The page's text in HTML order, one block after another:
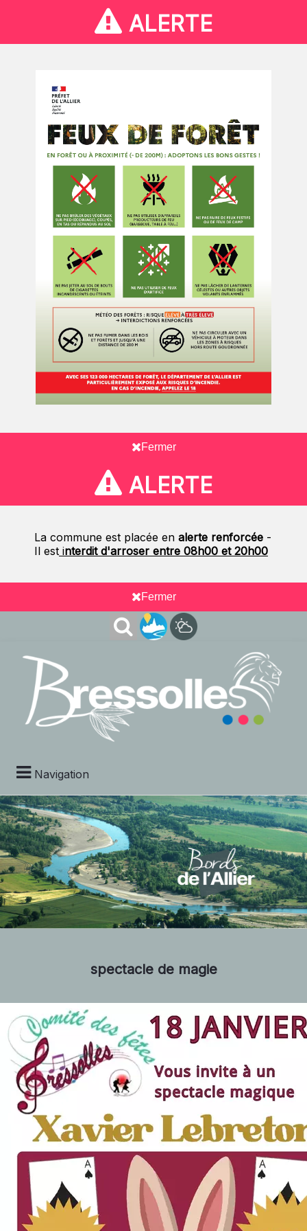
ALERTE
Fermer
ALERTE
La commune est placée en alerte renforcée -
Il est interdit d'arroser entre 08h00 et 20h00
Fermer
Navigation
spectacle de magie